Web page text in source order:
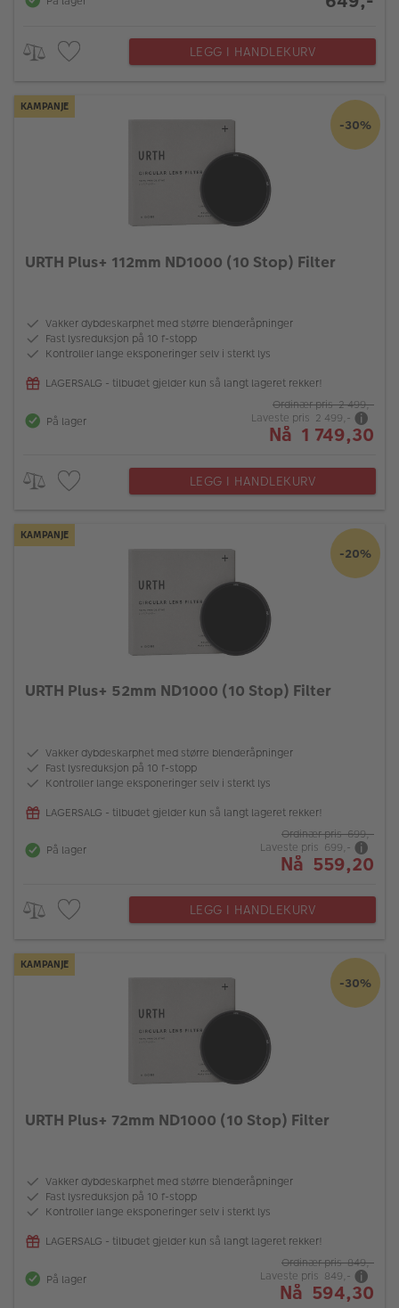
LEGG I HANDLEKURV
KAMPANJE
-30%
URTH Plus+ 112mm ND1000 (10 Stop) Filter
Vakker dybdeskarphet med større blenderåpninger
Fast lysreduksjon på 10 f-stopp
Kontroller lange eksponeringer selv i sterkt lys
LAGERSALG - tilbudet gjelder kun så langt lageret rekker!
På lager
Ordinær pris 2 499,-
Laveste pris 2 499,-
Nå 1 749,30
LEGG I HANDLEKURV
KAMPANJE
-20%
URTH Plus+ 52mm ND1000 (10 Stop) Filter
Vakker dybdeskarphet med større blenderåpninger
Fast lysreduksjon på 10 f-stopp
Kontroller lange eksponeringer selv i sterkt lys
LAGERSALG - tilbudet gjelder kun så langt lageret rekker!
På lager
Ordinær pris 699,-
Laveste pris 699,-
Nå 559,20
LEGG I HANDLEKURV
KAMPANJE
-30%
URTH Plus+ 72mm ND1000 (10 Stop) Filter
Vakker dybdeskarphet med større blenderåpninger
Fast lysreduksjon på 10 f-stopp
Kontroller lange eksponeringer selv i sterkt lys
LAGERSALG - tilbudet gjelder kun så langt lageret rekker!
På lager
Ordinær pris 849,-
Laveste pris 849,-
Nå 594,30